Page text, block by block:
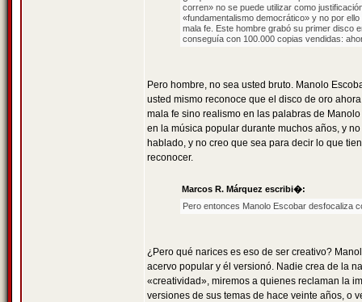
corren» no se puede utilizar como
«fundamentalismo democrático» y no por
mala fe. Este hombre grabó su primer disco
conseguía con 100.000 copias vendidas:
Pero hombre, no sea usted bruto. Manolo
usted mismo reconoce que el disco de oro
mala fe sino realismo en las palabras de
en la música popular durante muchos años, y
hablado, y no creo que sea para decir lo que
reconocer.
Marcos R. Márquez escribi�:
Pero entonces Manolo Escobar desfocaliza
¿Pero qué narices es eso de ser creativo?
acervo popular y él versionó. Nadie crea de la
«creatividad», miremos a quienes reclaman la
versiones de sus temas de hace veinte años, o